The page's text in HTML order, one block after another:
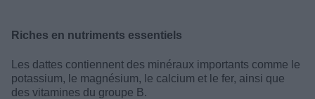
Riches en nutriments essentiels
Les dattes contiennent des minéraux importants comme le
potassium, le magnésium, le calcium et le fer, ainsi que
des vitamines du groupe B.